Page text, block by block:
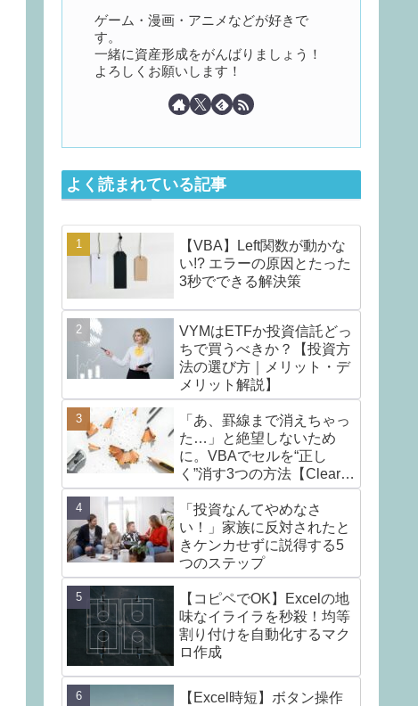
ゲーム・漫画・アニメなどが好きで
す。
一緒に資産形成をがんばりましょう！
よろしくお願いします！
よく読まれている記事
【VBA】Left関数が動かな
い!? エラーの原因とたった
3秒でできる解決策
VYMはETFか投資信託どっ
ちで買うべきか？【投資方
法の選び方｜メリット・デ
メリット解説】
「あ、罫線まで消えちゃっ
た…」と絶望しないため
に。VBAでセルを“正し
く”消す3つの方法【Clear /
ClearContents /
ClearFormats】
「投資なんてやめなさ
い！」家族に反対されたと
きケンカせずに説得する5
つのステップ
【コピペでOK】Excelの地
味なイライラを秒殺！均等
割り付けを自動化するマク
ロ作成
【Excel時短】ボタン操作